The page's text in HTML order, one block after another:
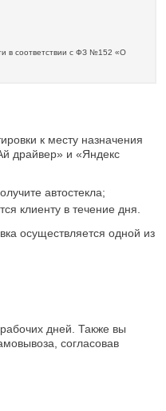
в соответствии с ФЗ №152 «О
к месту назначения
драйвер» и «Яндекс
автостекла;
клиенту в течение дня.
осуществляется одной из
дней. Также вы
согласовав